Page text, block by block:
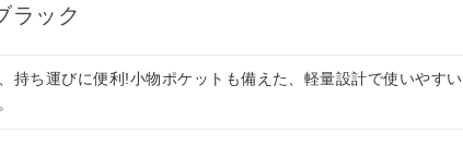
ラック
持ち運びに便利!小物ポケットも備えた、軽量設計で使いやすい